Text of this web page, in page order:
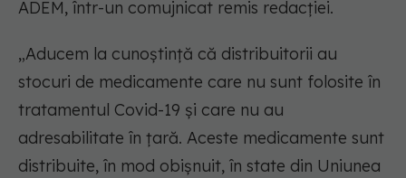
ADEM, într-un comujnicat remis redacției.
„Aducem la cunoștință că distribuitorii au
stocuri de medicamente care nu sunt folosite în
tratamentul Covid-19 și care nu au
adresabilitate în țară. Aceste medicamente sunt
distribuite, în mod obișnuit, în state din Uniunea